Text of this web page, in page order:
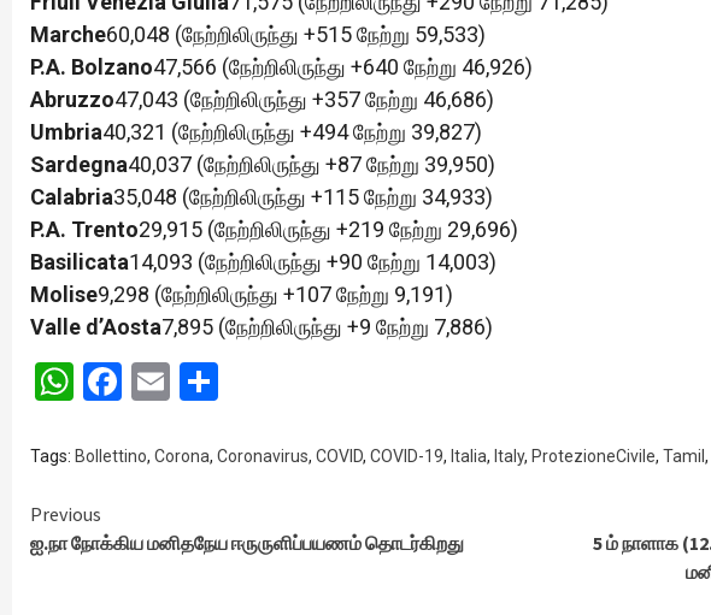
Marche60,048 (நேற்றிலிருந்து +515 நேற்று 59,533)
P.A. Bolzano47,566 (நேற்றிலிருந்து +640 நேற்று 46,926)
Abruzzo47,043 (நேற்றிலிருந்து +357 நேற்று 46,686)
Umbria40,321 (நேற்றிலிருந்து +494 நேற்று 39,827)
Sardegna40,037 (நேற்றிலிருந்து +87 நேற்று 39,950)
Calabria35,048 (நேற்றிலிருந்து +115 நேற்று 34,933)
P.A. Trento29,915 (நேற்றிலிருந்து +219 நேற்று 29,696)
Basilicata14,093 (நேற்றிலிருந்து +90 நேற்று 14,003)
Molise9,298 (நேற்றிலிருந்து +107 நேற்று 9,191)
Valle d’Aosta7,895 (நேற்றிலிருந்து +9 நேற்று 7,886)
WhatsApp
Facebook
Email
Tags: Bollettino, Corona, Coronavirus, COVID, COVID-19, Italia, Italy, ProtezioneCivile, Tamil ,
Continue
Reading
Previous
ஐ.நா நோக்கிய மனிதநேய ஈருருளிப்பயணம் தொடர்கிறது
5 ம் நாளாக